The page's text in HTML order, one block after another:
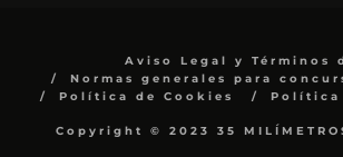
Aviso Legal y Términos
Normas generales para
Política de Cookies
Política
Copyright © 2023 35